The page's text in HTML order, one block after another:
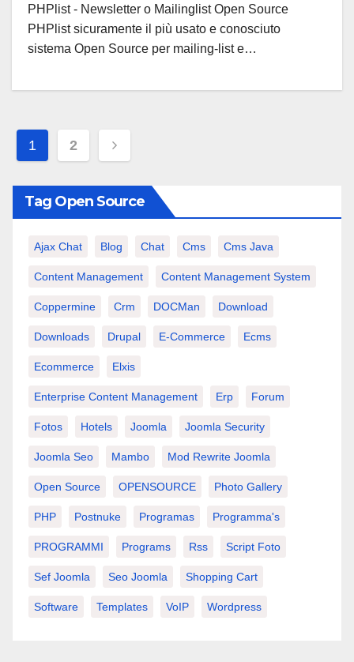
PHPlist - Newsletter o Mailinglist Open Source
PHPlist sicuramente il più usato e conosciuto
sistema Open Source per mailing-list e…
Paginazione
degli
articoli
1 2
Tag Open Source
Ajax Chat Blog Chat Cms Cms Java
Content Management Content Management System
Coppermine Crm DOCMan Download
Downloads Drupal E-Commerce Ecms
Ecommerce Elxis
Enterprise Content Management Erp Forum
Fotos Hotels Joomla Joomla Security
Joomla Seo Mambo Mod Rewrite Joomla
Open Source OPENSOURCE Photo Gallery
PHP Postnuke Programas Programma's
PROGRAMMI Programs Rss Script Foto
Sef Joomla Seo Joomla Shopping Cart
Software Templates VoIP Wordpress